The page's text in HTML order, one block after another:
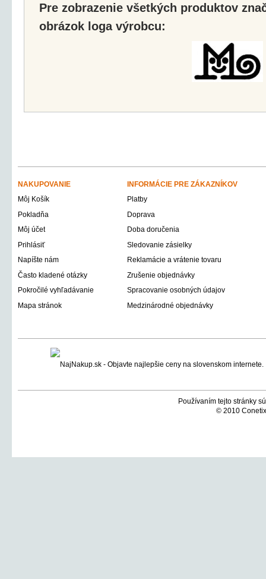
Pre zobrazenie všetkých produktov
obrázok loga výrobcu:
NAKUPOVANIE
INFORMÁCIE PRE ZÁKAZNÍKOV
Môj Košík
Platby
Pokladňa
Doprava
Môj účet
Doba doručenia
Prihlásiť
Sledovanie zásielky
Napíšte nám
Reklamácie a vrátenie tovaru
Často kladené otázky
Zrušenie objednávky
Pokročilé vyhľadávanie
Spracovanie osobných údajov
Mapa stránok
Medzinárodné objednávky
Používaním tejto stránky
© 2010